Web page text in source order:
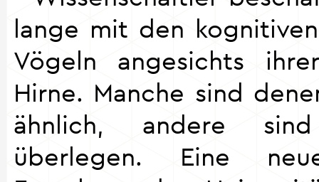
lange mit den
Vögeln angesichts
Hirne. Manche sind
ähnlich, andere
überlegen. Eine